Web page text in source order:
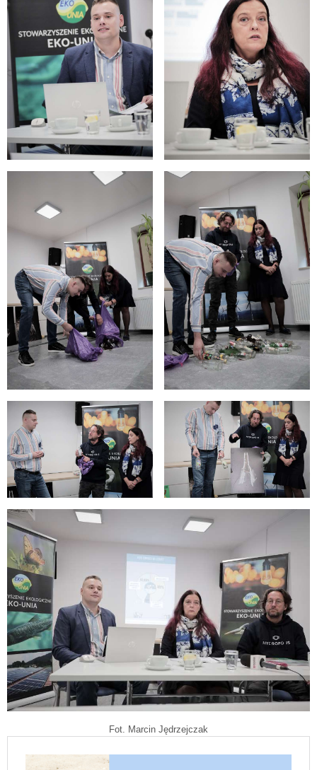
Fot. Marcin Jędrzejczak